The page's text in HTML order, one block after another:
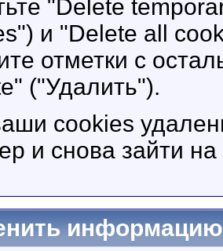
"Delete
и "Delete all
отметки с
("Удалить").
cookies
и снова зайти